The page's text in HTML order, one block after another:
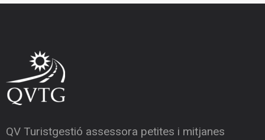
QV Turistgestió assessora petites i mitjanes